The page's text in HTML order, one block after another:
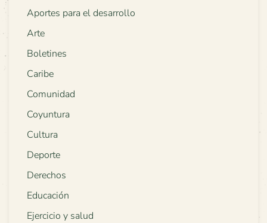
Aportes para el desarrollo
Arte
Boletines
Caribe
Comunidad
Coyuntura
Cultura
Deporte
Derechos
Educación
Ejercicio y salud